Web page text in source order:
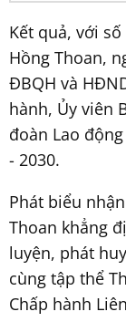
Kết quả, với
Hồng Thoan,
ĐBQH và
hành, Ủy viên
đoàn Lao
- 2030.
Phát biểu
Thoan khẳng
luyện, phát
cùng tập thể
Chấp hành